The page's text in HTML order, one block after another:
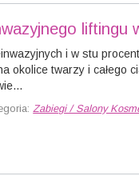
liftingu
i w stu
okolice twarzy i całego
Zabiegi / Salony